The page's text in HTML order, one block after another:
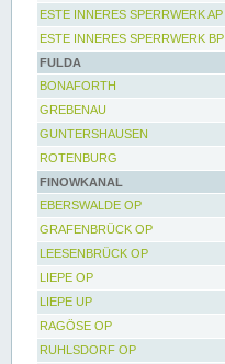
ESTE INNERES SPERRWERK AP
ESTE INNERES SPERRWERK BP
FULDA
BONAFORTH
GREBENAU
GUNTERSHAUSEN
ROTENBURG
FINOWKANAL
EBERSWALDE OP
GRAFENBRÜCK OP
LEESENBRÜCK OP
LIEPE OP
LIEPE UP
RAGÖSE OP
RUHLSDORF OP